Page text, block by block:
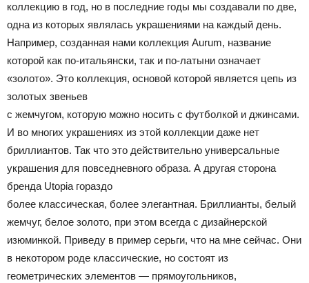
коллекцию в год, но в последние годы мы создавали по две,
одна из которых являлась украшениями на каждый день.
Например, созданная нами коллекция Aurum, название
которой как по-итальянски, так и по-латыни означает
«золото». Это коллекция, основой которой является цепь из
золотых звеньев
с жемчугом, которую можно носить с футболкой и джинсами.
И во многих украшениях из этой коллекции даже нет
бриллиантов. Так что это действительно универсальные
украшения для повседневного образа. А другая сторона
бренда Utopia гораздо
более классическая, более элегантная. Бриллианты, белый
жемчуг, белое золото, при этом всегда с дизайнерской
изюминкой. Приведу в пример серьги, что на мне сейчас. Они
в некотором роде классические, но состоят из
геометрических элементов — прямоугольников,